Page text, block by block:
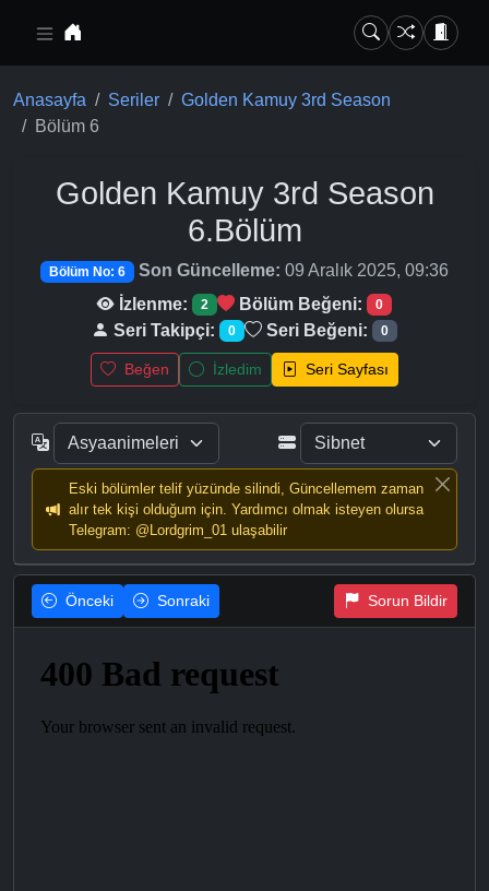
Anasayfa Seriler
Golden Kamuy 3rd Season
Bölüm 6
Golden Kamuy 3rd Season
6.Bölüm
Bölüm No: 6 Son Güncelleme: 09 Aralık 2025, 09:36
İzlenme:
2 Bölüm Beğeni: 0
Seri Takipçi: 0 Seri Beğeni: 0
Beğen İzledim Seri Sayfası
Eski bölümler telif yüzünde silindi, Güncellemem zaman
alır tek kişi olduğum için. Yardımcı olmak isteyen olursa
Telegram: @Lordgrim_01 ulaşabilir
Önceki Sonraki Sorun Bildir